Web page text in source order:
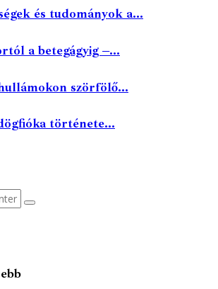
és tudományok a...
a betegágyig –...
szörfölő...
története...